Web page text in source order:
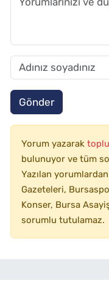
Gönder
Yorum yazarak
bulunuyor ve tüm
Yazılan
Gazeteleri,
Konser, Bursa
sorumlu tutulamaz.